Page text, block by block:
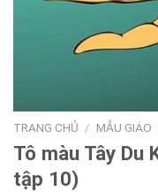
TRANG CHỦ / MẪU GIÁO
Tô màu Tây Du
tập 10)